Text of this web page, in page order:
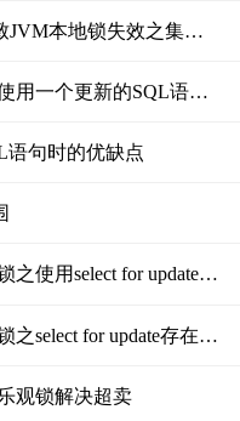
09.尚硅谷_分布式锁-三种情况导致JVM本地锁失效之集群部署
10.尚硅谷_分布式锁-MySQL锁之使用一个更新的SQL语句完成判断及更新
语句时的优缺点
13.尚硅谷_分布式锁-MySQL悲观锁之使用select for update减库存
14.尚硅谷_分布式锁-MySQL悲观锁之select for update存在的问题
观锁解决超卖